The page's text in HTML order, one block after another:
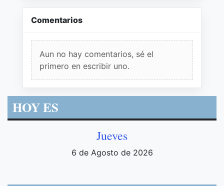
Comentarios
Aun no hay comentarios, sé el
primero en escribir uno.
HOY ES
Jueves
6 de Agosto de 2026